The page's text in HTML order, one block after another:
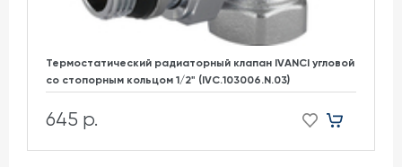
Термостатический радиаторный клапан IVANCI угловой
со стопорным кольцом 1/2" (IVC.103006.N.03)
645 р.